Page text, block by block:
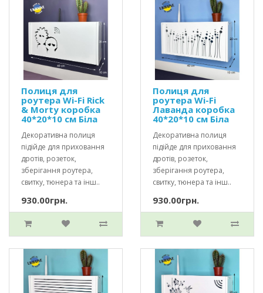
Полиця для
роутера Wi-Fi Rick
& Morty коробка
40*20*10 см Біла
Декоративна полиця
підійде для приховання
дротів, розеток,
зберігання роутера,
свитку, тюнера та інш..
930.00грн.
Полиця для
роутера Wi-Fi
Лаванда коробка
40*20*10 см Біла
Декоративна полиця
підійде для приховання
дротів, розеток,
зберігання роутера,
свитку, тюнера та інш..
930.00грн.